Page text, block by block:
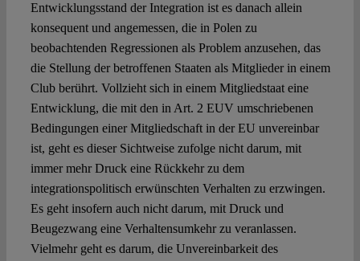
Entwicklungsstand der Integration ist es danach allein
konsequent und angemessen, die in Polen zu
beobachtenden Regressionen als Problem anzusehen, das
die Stellung der betroffenen Staaten als Mitglieder in einem
Club berührt. Vollzieht sich in einem Mitgliedstaat eine
Entwicklung, die mit den in Art. 2 EUV umschriebenen
Bedingungen einer Mitgliedschaft in der EU unvereinbar
ist, geht es dieser Sichtweise zufolge nicht darum, mit
immer mehr Druck eine Rückkehr zu dem
integrationspolitisch erwünschten Verhalten zu erzwingen.
Es geht insofern auch nicht darum, mit Druck und
Beugezwang eine Verhaltensumkehr zu veranlassen.
Vielmehr geht es darum, die Unvereinbarkeit des